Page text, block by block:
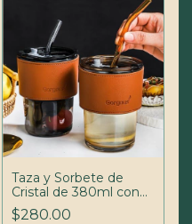
Taza y Sorbete de
Cristal de 380ml con
Manga de Cuero
$280.00